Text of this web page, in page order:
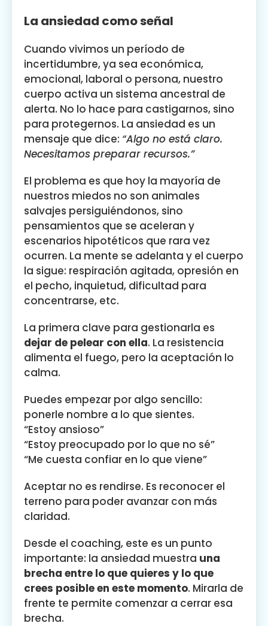
La ansiedad como señal
Cuando vivimos un período de
incertidumbre, ya sea económica,
emocional, laboral o persona, nuestro
cuerpo activa un sistema ancestral de
alerta. No lo hace para castigarnos, sino
para protegernos. La ansiedad es un
mensaje que dice: “Algo no está claro.
Necesitamos preparar recursos.”
El problema es que hoy la mayoría de
nuestros miedos no son animales
salvajes persiguiéndonos, sino
pensamientos que se aceleran y
escenarios hipotéticos que rara vez
ocurren. La mente se adelanta y el cuerpo
la sigue: respiración agitada, opresión en
el pecho, inquietud, dificultad para
concentrarse, etc.
La primera clave para gestionarla es
dejar de pelear con ella. La resistencia
alimenta el fuego, pero la aceptación lo
calma.
Puedes empezar por algo sencillo:
ponerle nombre a lo que sientes.
“Estoy ansioso”
“Estoy preocupado por lo que no sé”
“Me cuesta confiar en lo que viene”
Aceptar no es rendirse. Es reconocer el
terreno para poder avanzar con más
claridad.
Desde el coaching, este es un punto
importante: la ansiedad muestra una
brecha entre lo que quieres y lo que
crees posible en este momento. Mirarla de
frente te permite comenzar a cerrar esa
brecha.